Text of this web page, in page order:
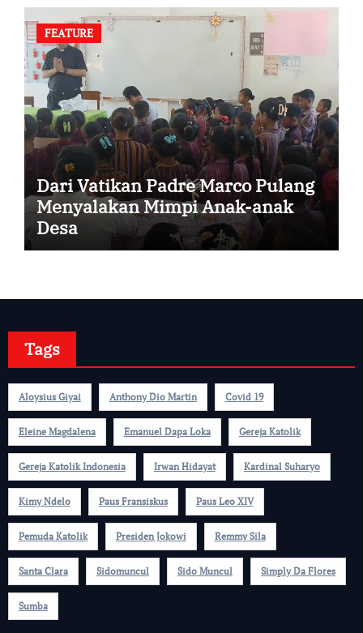
FEATURE
Dari Vatikan Padre Marco Pulang
Menyalakan Mimpi Anak-anak
Desa
Tags
Aloysius Giyai Anthony Dio Martin Covid 19
Eleine Magdalena Emanuel Dapa Loka Gereja Katolik
Gereja Katolik Indonesia Irwan Hidayat Kardinal Suharyo
Kimy Ndelo Paus Fransiskus Paus Leo XIV
Pemuda Katolik Presiden Jokowi Remmy Sila
Santa Clara Sidomuncul Sido Muncul Simply Da Flores
Sumba